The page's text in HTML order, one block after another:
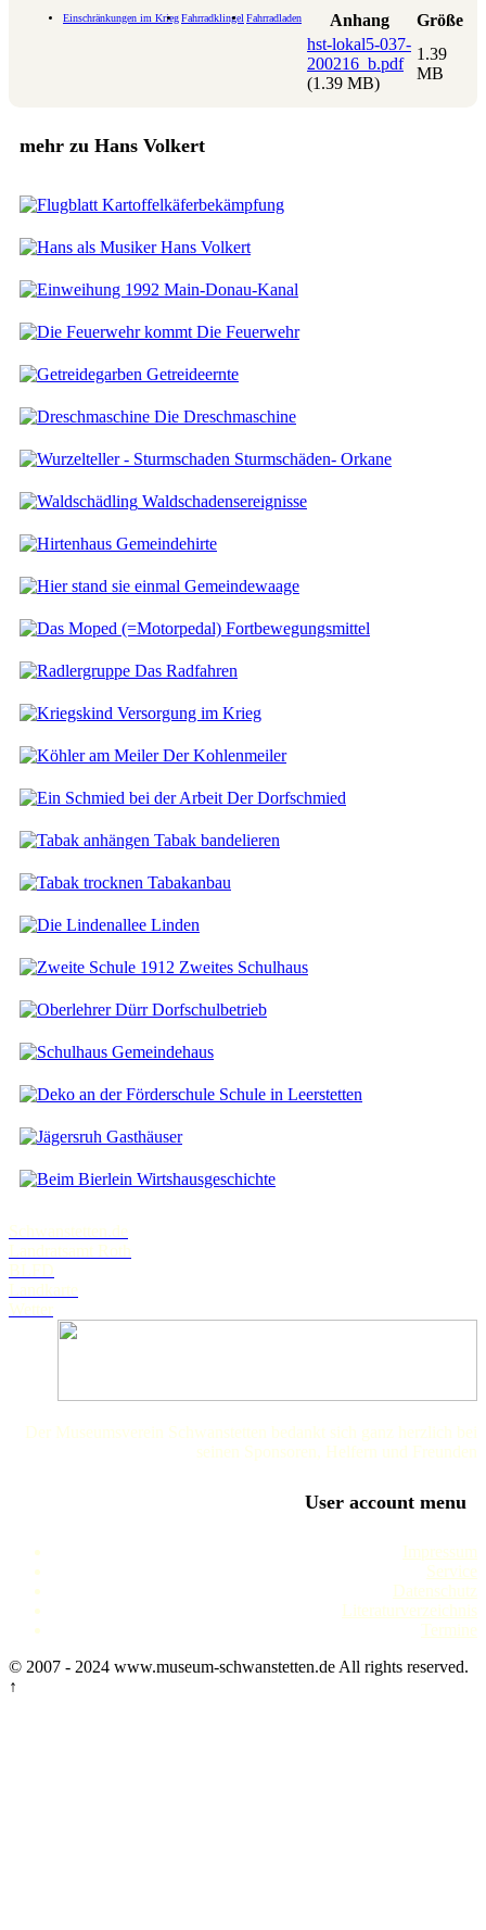
Einschränkungen im KriegFahrradklingel Fahrradladen Anhang
Größe
hst-lokal5-037-
200216_b.pdf
(1.39 MB)
1.39
MB
mehr zu Hans Volkert
Kartoffelkäferbekämpfung
Hans Volkert
Main-Donau-Kanal
Die Feuerwehr
Getreideernte
Die Dreschmaschine
Sturmschäden- Orkane
Waldschadensereignisse
Gemeindehirte
Gemeindewaage
Fortbewegungsmittel
Das Radfahren
Versorgung im Krieg
Der Kohlenmeiler
Der Dorfschmied
Tabak bandelieren
Tabakanbau
Linden
Zweites Schulhaus
Dorfschulbetrieb
Gemeindehaus
Schule in Leerstetten
Gasthäuser
Wirtshausgeschichte
Schwanstetten.de
Landratsamt Roth
BLFD
Landkarte
Wetter
Der Museumsverein Schwanstetten bedankt sich ganz herzlich bei
seinen Sponsoren, Helfern und Freunden
User account menu
Impressum
Service
Datenschutz
Literaturverzeichnis
Termine
© 2007 - 2024 www.museum-schwanstetten.de All rights reserved.
↑